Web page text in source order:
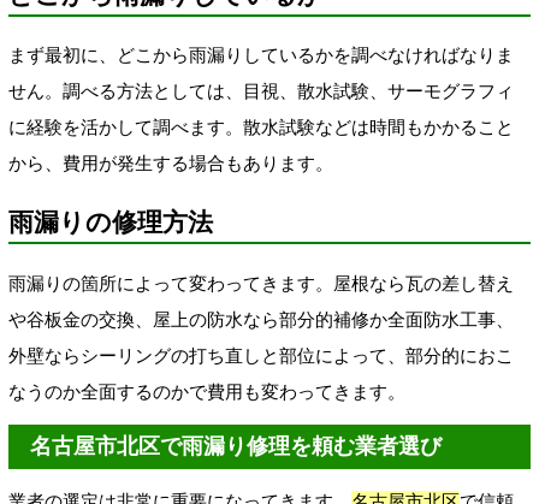
まず最初に、どこから雨漏りしているかを調べなければなりま
せん。調べる方法としては、目視、散水試験、サーモグラフィ
に経験を活かして調べます。散水試験などは時間もかかること
から、費用が発生する場合もあります。
雨漏りの修理方法
雨漏りの箇所によって変わってきます。屋根なら瓦の差し替え
や谷板金の交換、屋上の防水なら部分的補修か全面防水工事、
外壁ならシーリングの打ち直しと部位によって、部分的におこ
なうのか全面するのかで費用も変わってきます。
名古屋市北区で雨漏り修理を頼む業者選び